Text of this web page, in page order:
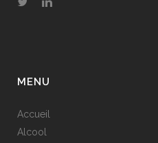
MENU
Accueil
Alcool